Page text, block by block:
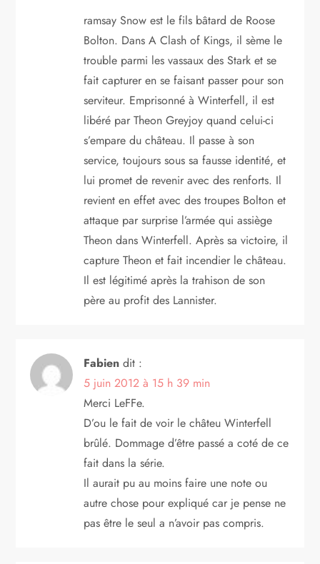
ramsay Snow est le fils bâtard de Roose
Bolton. Dans A Clash of Kings, il sème le
trouble parmi les vassaux des Stark et se
fait capturer en se faisant passer pour son
serviteur. Emprisonné à Winterfell, il est
libéré par Theon Greyjoy quand celui-ci
s’empare du château. Il passe à son
service, toujours sous sa fausse identité, et
lui promet de revenir avec des renforts. Il
revient en effet avec des troupes Bolton et
attaque par surprise l’armée qui assiège
Theon dans Winterfell. Après sa victoire, il
capture Theon et fait incendier le château.
Il est légitimé après la trahison de son
père au profit des Lannister.
Fabien dit :
5 juin 2012 à 15 h 39 min
Merci LeFFe.
D’ou le fait de voir le châteu Winterfell
brûlé. Dommage d’être passé a coté de ce
fait dans la série.
Il aurait pu au moins faire une note ou
autre chose pour expliqué car je pense ne
pas être le seul a n’avoir pas compris.